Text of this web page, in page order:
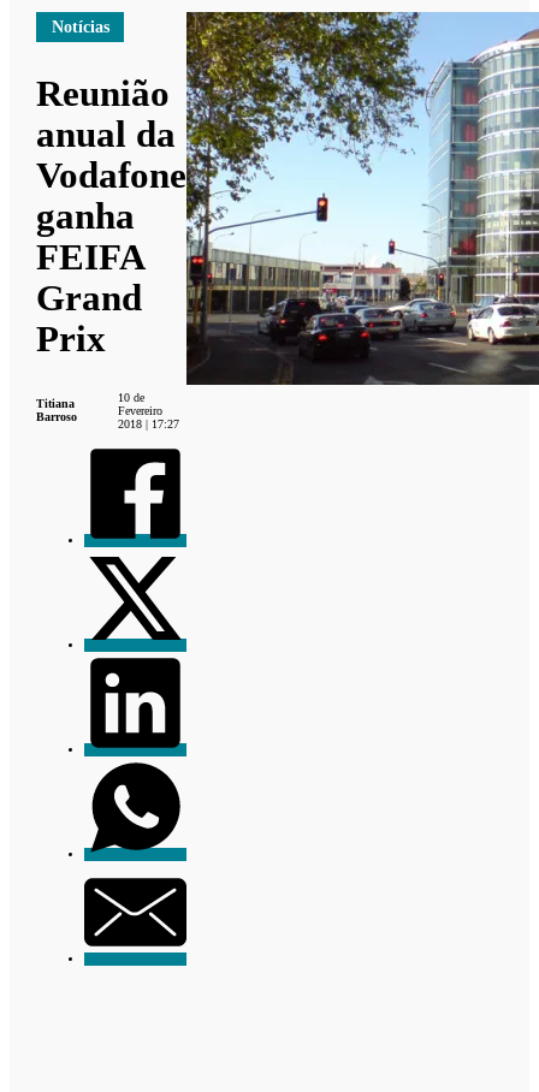
Notícias
Reunião
anual da
Vodafone
ganha
FEIFA
Grand
Prix
Titiana
Barroso
10 de
Fevereiro
2018 | 17:27